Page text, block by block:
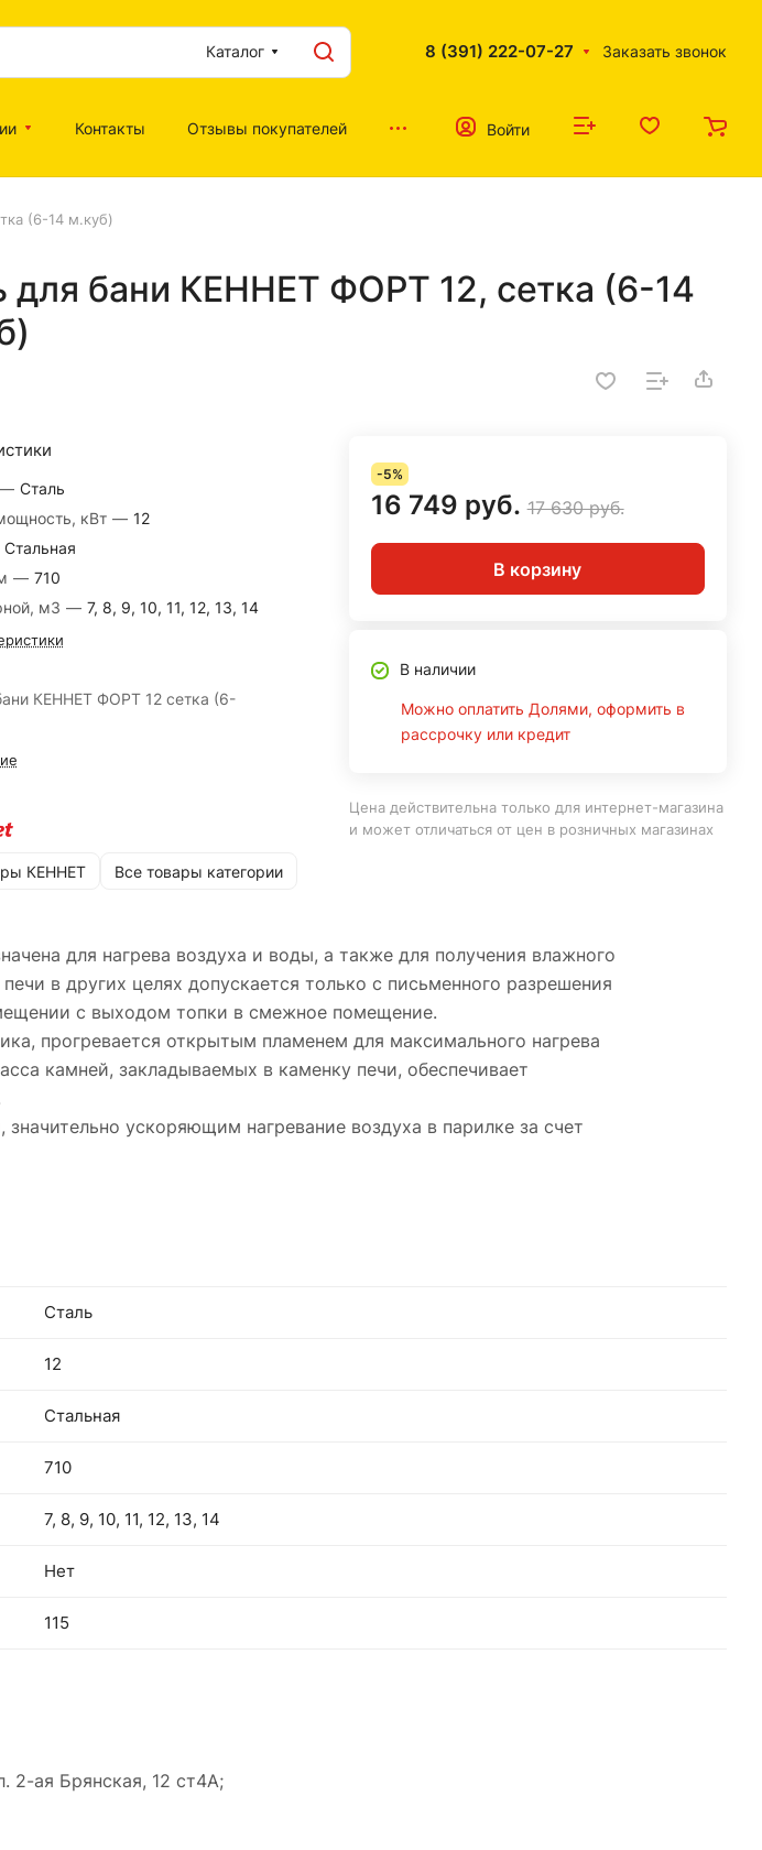
Каталог 8 (391) 222-07-27 Заказать звонок
Контакты Отзывы покупателей Войти
(6-14 м.куб)
для бани КЕННЕТ ФОРТ 12, сетка (6-14
— Сталь
кВт — 12
Стальная
— 710
м3 — 7, 8, 9, 10, 11, 12, 13, 14
КЕННЕТ ФОРТ 12 сетка (6-
КЕННЕТ Все товары категории
-5%
16 749 руб. 17 630 руб.
В корзину
В наличии
Можно оплатить Долями, оформить в
рассрочку или кредит
Цена действительна только для интернет-магазина
и может отличаться от цен в розничных магазинах
для нагрева воздуха и воды, а также для получения влажного
в других целях допускается только с письменного разрешения
с выходом топки в смежное помещение.
прогревается открытым пламенем для максимального нагрева
камней, закладываемых в каменку печи, обеспечивает
ускоряющим нагревание воздуха в парилке за счет
Сталь
12
Стальная
710
7, 8, 9, 10, 11, 12, 13, 14
Нет
115
2-ая Брянская, 12 ст4А;